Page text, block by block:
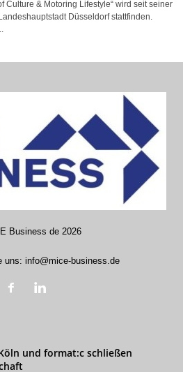
Culture & Motoring Lifestyle“ wird seit seiner
Düsseldorf stattfinden.
Business de2026
uns: info@mice-business.de
und format:c schließen